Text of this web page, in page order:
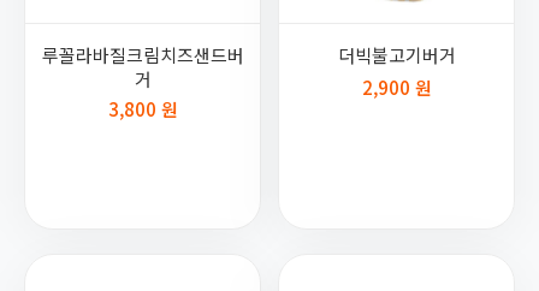
루꼴라바질크림치즈샌드버
거
3,800 원
더빅불고기버거
2,900 원